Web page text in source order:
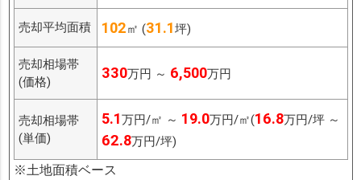
売却平均面積 102㎡ (31.1坪)
売却相場帯
(価格)
330万円 ～ 6,500万円
売却相場帯
(単価)
5.1万円/㎡ ～ 19.0万円/㎡(16.8万円/坪 ～
62.8万円/坪)
※土地面積ベース